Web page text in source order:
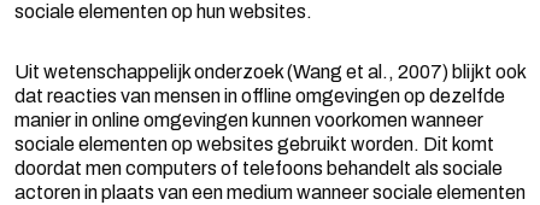
sociale elementen op hun websites.
Uit wetenschappelijk onderzoek (Wang et al., 2007) blijkt ook
dat reacties van mensen in offline omgevingen op dezelfde
manier in online omgevingen kunnen voorkomen wanneer
sociale elementen op websites gebruikt worden. Dit komt
doordat men computers of telefoons behandelt als sociale
actoren in plaats van een medium wanneer sociale elementen